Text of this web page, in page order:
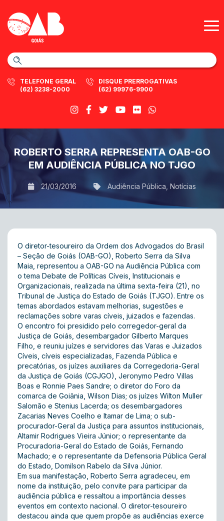
TELEFONE GERAL
(62) 3238-2000
DISQUE PRERROGATIVAS
(62) 99976-9900
ROBERTO SERRA REPRESENTA OAB-GO
EM AUDIÊNCIA PÚBLICA NO TJGO
21/03/2016 Audiência Pública Notícias
O diretor-tesoureiro da Ordem dos Advogados do Brasil
– Seção de Goiás (OAB-GO), Roberto Serra da Silva
Maia, representou a OAB-GO na Audiência Pública com
o tema Debate de Políticas Cíveis, Institucionais e
Organizacionais, realizada na última sexta-feira (21), no
Tribunal de Justiça do Estado de Goiás (TJGO). Entre os
temas abordados estavam melhorias, sugestões e
reclamações sobre varas cíveis, juizados e fazendas.
O encontro foi presidido pelo corregedor-geral da
Justiça de Goiás, desembargador Gilberto Marques
Filho, e reuniu juízes e servidores das Varas e Juizados
Cíveis, cíveis especializadas, Fazenda Pública e
precatórias, os juízes auxiliares da Corregedoria-Geral
da Justiça de Goiás (CGJGO), Jeronymo Pedro Villas
Boas e Ronnie Paes Sandre; o diretor do Foro da
comarca de Goiânia, Wilson Dias; os juízes Wilton Muller
Salomão e Stenius Lacerda; os desembargadores
Zacarias Neves Coelho e Itamar de Lima; o sub-
procurador-Geral da Justiça para assuntos institucionais,
Altamir Rodrigues Vieira Júnior; o representante da
Procuradoria-Geral do Estado de Goiás, Fernando
Machado; e o representante da Defensoria Pública Geral
do Estado, Domilson Rabelo da Silva Júnior.
Em sua manifestação, Roberto Serra agradeceu, em
nome da instituição, pelo convite para participar da
audiência pública e ressaltou a importância desses
eventos em contexto nacional. O diretor-tesoureiro
destacou ainda que quem propõe as audiências exerce